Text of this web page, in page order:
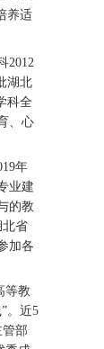
养适
2012
湖北
科全
、心
年
业建
的教
北省
加各
等教
。近5
部